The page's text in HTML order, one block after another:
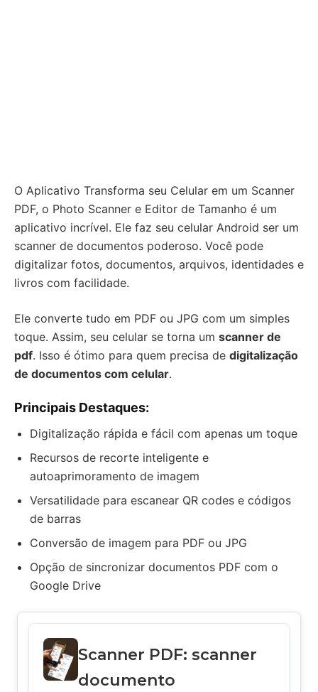
O Aplicativo Transforma seu Celular em um Scanner
PDF, o Photo Scanner e Editor de Tamanho é um
aplicativo incrível. Ele faz seu celular Android ser um
scanner de documentos poderoso. Você pode
digitalizar fotos, documentos, arquivos, identidades e
livros com facilidade.
Ele converte tudo em PDF ou JPG com um simples
toque. Assim, seu celular se torna um scanner de
pdf. Isso é ótimo para quem precisa de digitalização
de documentos com celular.
Principais Destaques:
Digitalização rápida e fácil com apenas um toque
Recursos de recorte inteligente e
autoaprimoramento de imagem
Versatilidade para escanear QR codes e códigos
de barras
Conversão de imagem para PDF ou JPG
Opção de sincronizar documentos PDF com o
Google Drive
Scanner PDF: scanner
documento